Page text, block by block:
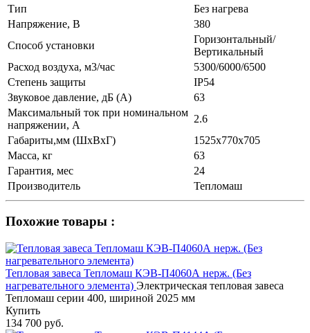
Тип
Без нагрева
Напряжение, В
380
Способ установки
Горизонтальный/
Вертикальный
Расход воздуха, м3/час
5300/6000/6500
Степень защиты
IP54
Звуковое давление, дБ (A)
63
Максимальный ток при номинальном
напряжении, А
2.6
Габариты,мм (ШхВхГ)
1525x770x705
Масса, кг
63
Гарантия, мес
24
Производитель
Тепломаш
Похожие товары :
Тепловая завеса Тепломаш КЭВ-П4060А нерж. (Без
нагревательного элемента) Электрическая тепловая завеса
Тепломаш серии 400, шириной 2025 мм
Купить
134 700 руб.